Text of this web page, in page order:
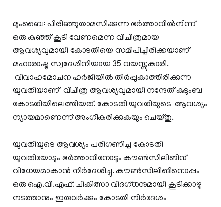
മുംബൈ: പിരിഞ്ഞുതാമസിക്കുന്ന ഭര്‍ത്താവില്‍നിന്ന്
ഒരു കുഞ്ഞ് കൂടി വേണമെന്ന വിചിത്രമായ
ആവശ്യവുമായി കോടതിയെ സമീപിച്ചിരിക്കയാണ്
മഹാരാഷ്ട്ര സ്വദേശിനിയായ 35 വയസ്സുകാരി.
വിവാഹമോചന ഹര്‍ജിയില്‍ തീര്‍പ്പുകാത്തിരിക്കുന്ന
യുവതിയാണ് വിചിത്ര ആവശ്യവുമായി നന്ദേത് കുടുംബ
കോടതിയിലെത്തിയത്. കോടതി യുവതിയുടെ ആവശ്യം
ന്യായമാണെന്ന് അംഗീകരിക്കുകയും ചെയ്തു.
യുവതിയുടെ ആവശ്യം പരിഗണിച്ച കോടതി
യുവതിയോടും ഭര്‍ത്താവിനോടും കൗണ്‍സിലിങിന്
വിധേയമാകാന്‍ നിര്‍ദേശിച്ചു. കൗണ്‍സിലിങിനൊപ്പം
ഒരു ഐ.വി.എഫ്. ചികിത്സാ വിദഗ്ധനുമായി കൂടിക്കാഴ്ച
നടത്താനും ഇരുവര്‍ക്കും കോടതി നിര്‍ദേശം